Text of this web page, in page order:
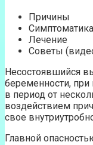
Причины
Симптоматика
Лечение
Советы
Несостоявшийся
беременности,
в период от
воздействием
свое
Главной